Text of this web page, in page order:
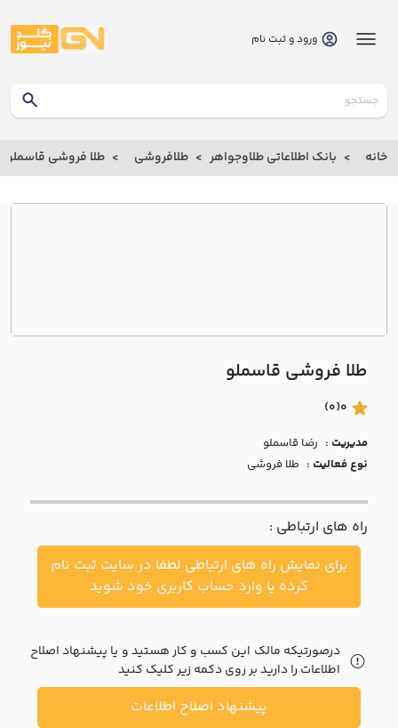
بانک
بانک
اطلاعاتی
درباره
با ما
مقالات
اخبار
پرسش
متداول
خواست
ورود و ثبت نام
خانه بانک اطلاعاتی طلاوجواهر طلافروشی طلا فروشی قاسملو
طلا فروشی قاسملو
0
(0)
مدیریت : رضا قاسملو
نوع فعالیت : طلا فروشی
راه های ارتباطی :
برای نمایش راه های ارتباطی لطفا در سایت ثبت نام
کرده یا وارد حساب کاربری خود شوید
درصورتیکه مالک این کسب و کار هستید و یا پیشنهاد اصلاح
اطلاعات را دارید بر روی دکمه زیر کلیک کنید
پیشنهاد اصلاح اطلاعات